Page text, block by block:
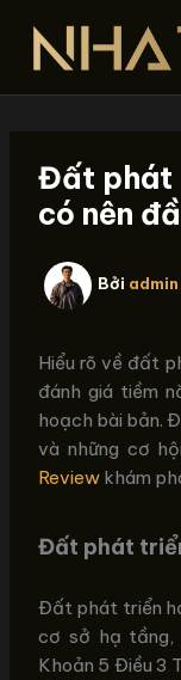
dung
Đất phát
có nên
Bởi admin
Hiểu rõ về đất
đánh giá tiềm
hoạch bài bản.
và những cơ
Review khám
Đất phát
Đất phát triển
cơ sở hạ tầng,
Khoản 5 Điều 3